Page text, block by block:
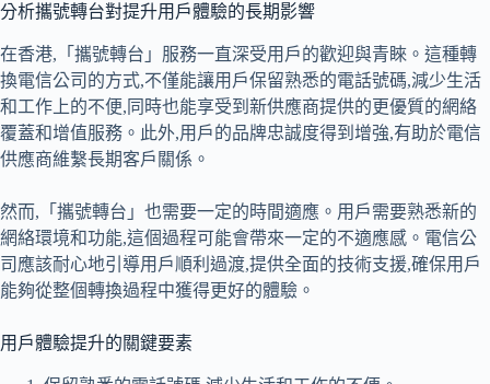
分析攜號轉台對提升用戶體驗的長期影響
在香港,「攜號轉台」服務一直深受用戶的歡迎與青睞。這種轉
換電信公司的方式,不僅能讓用戶保留熟悉的電話號碼,減少生活
和工作上的不便,同時也能享受到新供應商提供的更優質的網絡
覆蓋和增值服務。此外,用戶的品牌忠誠度得到增強,有助於電信
供應商維繫長期客戶關係。
然而,「攜號轉台」也需要一定的時間適應。用戶需要熟悉新的
網絡環境和功能,這個過程可能會帶來一定的不適應感。電信公
司應該耐心地引導用戶順利過渡,提供全面的技術支援,確保用戶
能夠從整個轉換過程中獲得更好的體驗。
用戶體驗提升的關鍵要素